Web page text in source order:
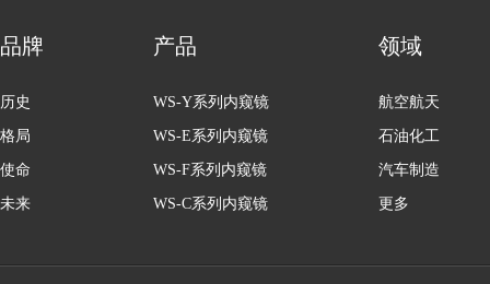
品牌
历史
格局
使命
未来
产品
WS-Y系列内窥镜
WS-E系列内窥镜
WS-F系列内窥镜
WS-C系列内窥镜
领域
航空航天
石油化工
汽车制造
更多